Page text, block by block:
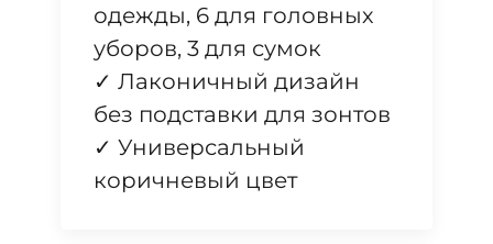
одежды, 6 для головных
уборов, 3 для сумок
✓ Лаконичный дизайн
без подставки для зонтов
✓ Универсальный
коричневый цвет